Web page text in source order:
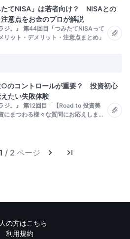
たてNISA」は若者向け？ NISAとの
意点をお金のプロが解説
ジ。』 第44回目「つみたてNISAって
リット・デメリット・注意点まとめ」
○のコントロールが重要？ 投資初心
たい失敗体験
ジ。』 第12回目「【Road to 投資美
にまつわる様々な質問にお応えしま
/ 2 ページ
の方はこちら
利用規約